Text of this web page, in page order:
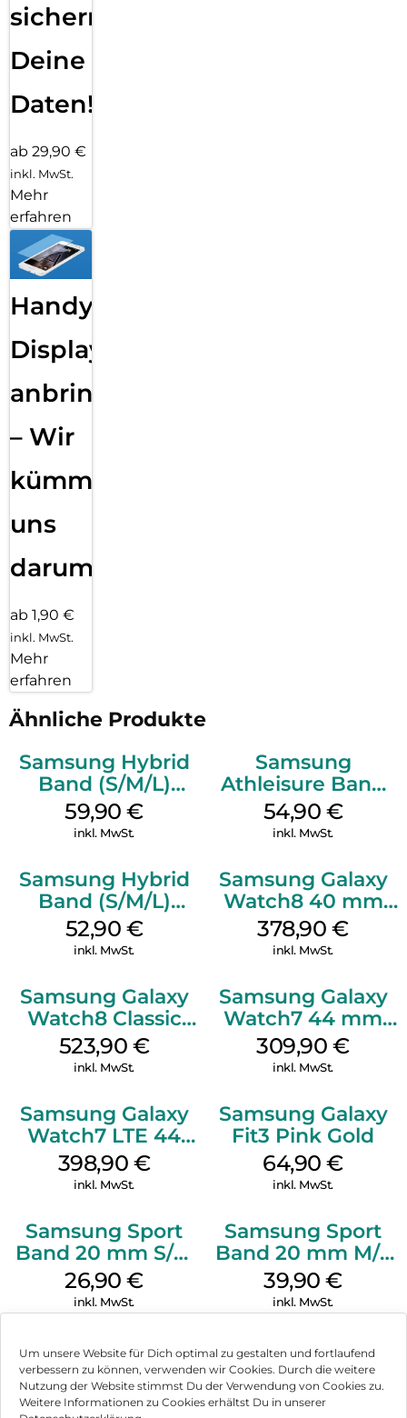
Um unsere Website für Dich optimal zu gestalten und fortlaufend
verbessern zu können, verwenden wir Cookies. Durch die weitere
Nutzung der Website stimmst Du der Verwendung von Cookies zu.
Weitere Informationen zu Cookies erhältst Du in unserer
sichern
Deine
Daten!
ab 29,90 €
inkl. MwSt.
Mehr
erfahren
Handy
Displayfolie
anbringen
– Wir
kümmern
uns
darum!
ab 1,90 €
inkl. MwSt.
Mehr
erfahren
Ähnliche Produkte
Samsung Hybrid
Band (S/M/L)
Galaxy
Watch8/Watch8
59,90€
inkl. MwSt.
Samsung
Athleisure Band
(S/M) Galaxy
Watch8/Watch8
54,90 €
inkl. MwSt.
Samsung Hybrid
Band (S/M/L)
Galaxy
Watch8/Watch8
52,90 €
inkl. MwSt.
Samsung Galaxy
Watch8 40 mm
Graphite
378,90€
inkl. MwSt.
Samsung Galaxy
Watch8 Classic
White
523,90 €
inkl. MwSt.
Samsung Galaxy
Watch7 44 mm
Silver
309,90€
inkl. MwSt.
Samsung Galaxy
Watch7 LTE 44
mm Silver
398,90 €
inkl. MwSt.
Samsung Galaxy
Fit3 Pink Gold
64,90€
inkl. MwSt.
Samsung Sport
Band 20 mm S/M
Galaxy Watch4
Serie Graphite
26,90€
inkl. MwSt.
Samsung Sport
Band 20 mm M/L
Galaxy Watch4
Serie Graphite
39,90€
inkl. MwSt.
Impressum